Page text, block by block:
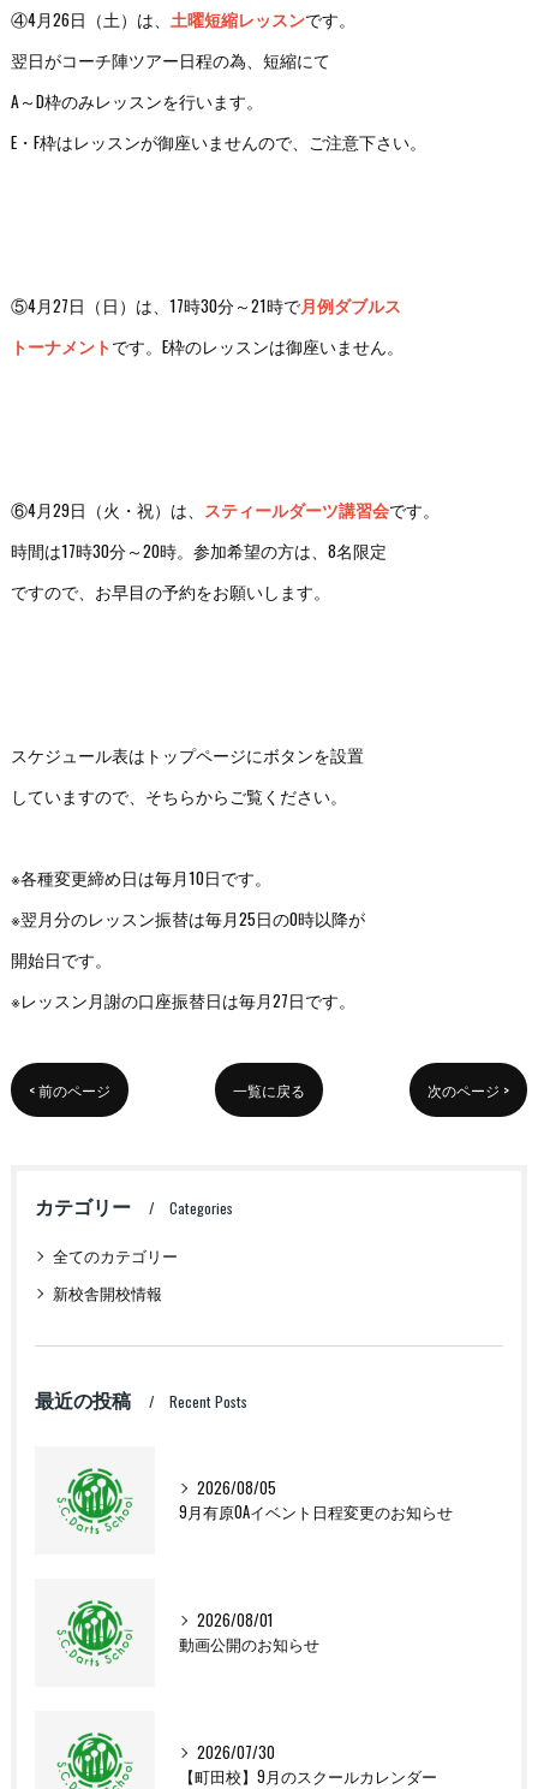
④4月26日（土）は、 土曜短縮レッスンです。
翌日がコーチ陣ツアー日程の為、短縮にて
A～D枠のみレッスンを行います。
E・F枠はレッスンが御座いませんので、ご注意下さい。
⑤4月27日（日）は、17時30分～21時で月例ダブルス
トーナメントです。E枠のレッスンは御座いません。
⑥4月29日（火・祝）は、 スティールダーツ講習会です。
時間は17時30分～20時。参加希望の方は、8名限定
ですので、お早目の予約をお願いします。
スケジュール表はトップページにボタンを設置
していますので、そちらからご覧ください。
※各種変更締め日は毎月10日です。
※翌月分のレッスン振替は毎月25日の0時以降が
開始日です。
※レッスン月謝の口座振替日は毎月27日です。
< 前のページ 一覧に戻る 次のページ >
カテゴリー Categories
全てのカテゴリー
新校舎開校情報
最近の投稿 Recent Posts
2026/08/05
9月有原OAイベント日程変更のお知らせ
2026/08/01
動画公開のお知らせ
2026/07/30
【町田校】9月のスクールカレンダー